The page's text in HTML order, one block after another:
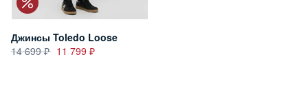
Джинсы Toledo Loose
14 699
11 799